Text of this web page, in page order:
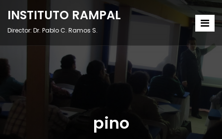
INSTITUTO RAMPAL
Director: Dr. Pablo C. Ramos S.
pino